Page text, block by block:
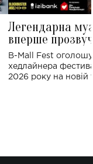
Легендарна
вперше
Україні: де
B-Mall Fest
хедлайнера
2026 року на новій